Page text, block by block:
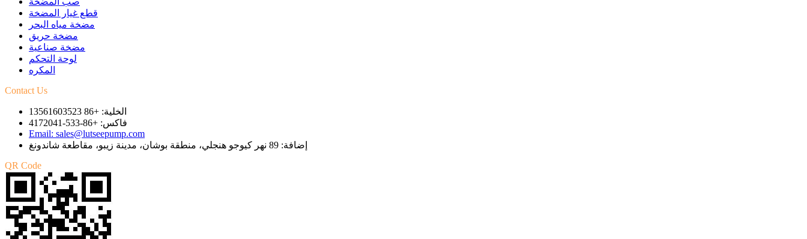
قطع غيار المضخة
مضخة مياه البحر
مضخة حريق
مضخة صناعية
لوحة التحكم
المكره
Contact Us
الخلية: +86 13561603523
فاكس: +86-533-4172041
Email: sales@lutseepump.com
إضافة: 89 نهر كيوجو هنجلي، منطقة بوشان، مدينة زيبو، مقاطعة شاندونغ
QR Code